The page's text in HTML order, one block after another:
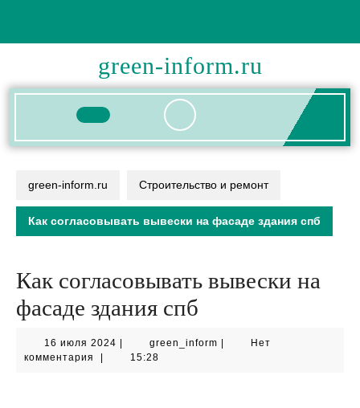
содержимому
green-inform.ru
Кнопка
green-inform.ru Строительство и ремонт
Как согласовывать вывески на фасаде здания спб
Как согласовывать вывески на
фасаде здания спб
16 июля 2024 16
июля
green_informgreen_inform
Нет
комментария
15:28